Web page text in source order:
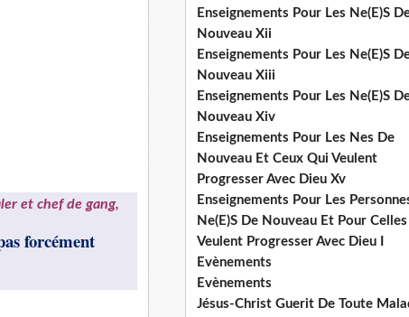
et chef de gang,
forcément
Enseignements Pour Les Ne(E)S
Nouveau Xii
Enseignements Pour Les Ne(E)S
Nouveau Xiii
Enseignements Pour Les Ne(E)S
Nouveau Xiv
Enseignements Pour Les Nes De
Nouveau Et Ceux Qui Veulent
Progresser Avec Dieu Xv
Enseignements Pour Les
Ne(E)S De Nouveau Et Pour
Veulent Progresser Avec Dieu I
Evènements
Evènements
Jésus-Christ Guerit De Toute